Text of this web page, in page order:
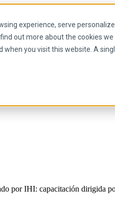
experience, serve
out more about the cookies we
when you visit this website. A
por IHI: capacitación dirigida